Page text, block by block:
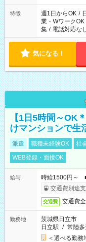
特徴 週1日からOK /
業・WワークOK
集 / 電話対応な
気になる！
【1日5時間～OK
けマンションで生
派遣 職種未経験OK 社
WEB登録・面接OK
給与
時給1500円～
交通費別途
交通費 交通費
勤務地
茨城県日立市
日立駅 / 常陸多
＜選べる勤